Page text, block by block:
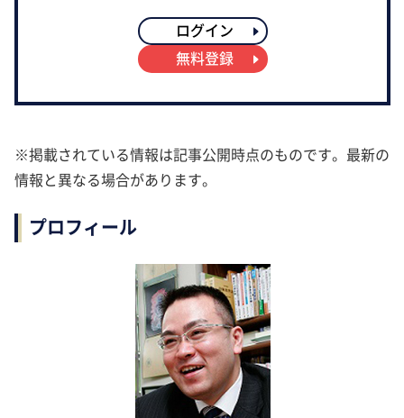
ログイン
無料登録
※掲載されている情報は記事公開時点のものです。最新の
情報と異なる場合があります。
プロフィール